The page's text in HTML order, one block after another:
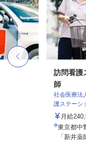
訪問看護
師
社会医療法
護ステーシ
月給
東京都中
「新井